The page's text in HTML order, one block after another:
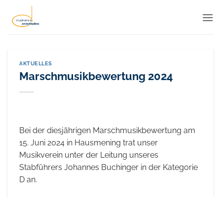
Inhalt
springen
AKTUELLES
Marschmusikbewertung 2024
Bei der diesjährigen Marschmusikbewertung am
15. Juni 2024 in Hausmening trat unser
Musikverein unter der Leitung unseres
Stabführers Johannes Buchinger in der Kategorie
D an.